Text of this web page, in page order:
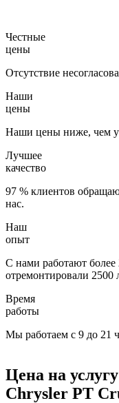
Честные
цены
Отсутствие
Наши
цены
Наши цены ниже, чем у
Лучшее
качество
97 % клиентов
нас.
Наш
опыт
С нами работают
отремонтировали 2500
Время
работы
Мы работаем с 9 до 21
Цена на услугу
Chrysler PT